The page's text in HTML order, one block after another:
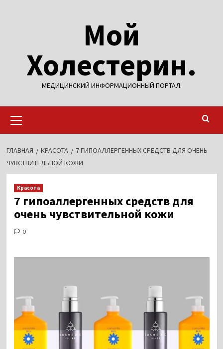
Мой
Холестерин.
МЕДИЦИНСКИЙ ИНФОРМАЦИОННЫЙ ПОРТАЛ.
меню
ГЛАВНАЯ КРАСОТА
7 ГИПОАЛЛЕРГЕННЫХ СРЕДСТВ ДЛЯ ОЧЕНЬ
ЧУВСТВИТЕЛЬНОЙ КОЖИ
Красота
7 гипоаллергенных средств для
очень чувствительной кожи
0